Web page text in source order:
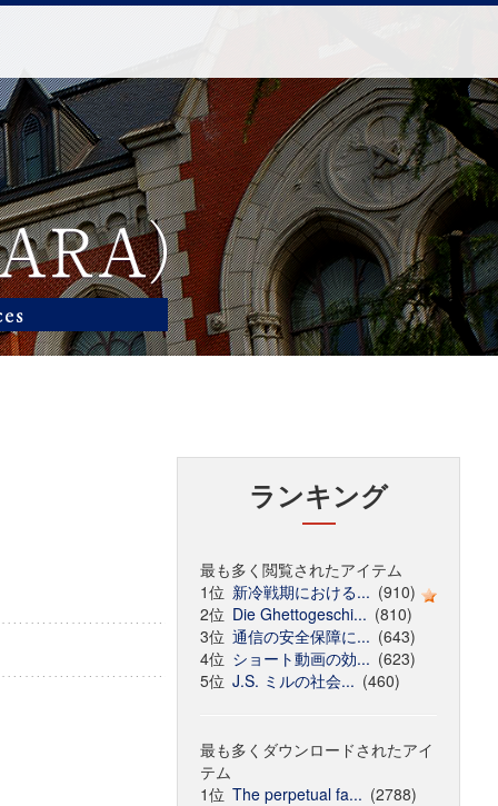
ランキング
最も多く閲覧されたアイテム
1位 新冷戦期における... (910)
2位 Die Ghettogeschi... (810)
3位 通信の安全保障に... (643)
4位 ショート動画の効... (623)
5位 J.S. ミルの社会... (460)
最も多くダウンロードされたアイ
テム
1位 The perpetual fa... (2788)